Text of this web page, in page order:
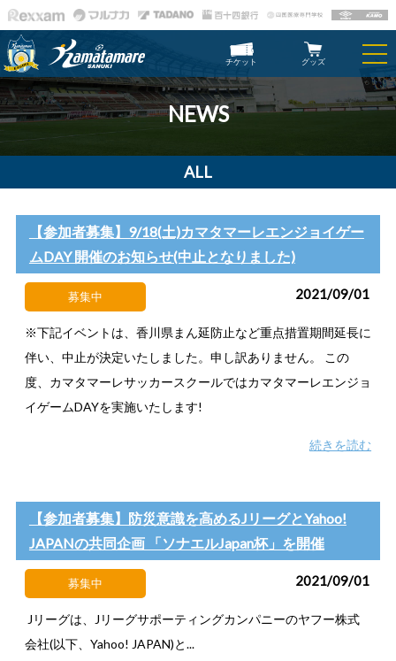
チケット グッズ
NEWS
ALL
【参加者募集】9/18(土)カマタマーレエンジョイゲー
ムDAY 開催のお知らせ(中止となりました)
募集中 2021/09/01
※下記イベントは、香川県まん延防止など重点措置期間延長に
伴い、中止が決定いたしました。申し訳ありません。 この
度、カマタマーレサッカースクールではカマタマーレエンジョ
イゲームDAYを実施いたします!
続きを読む
【参加者募集】防災意識を高めるJリーグとYahoo!
JAPANの共同企画 「ソナエルJapan杯」を開催
募集中 2021/09/01
Jリーグは、Jリーグサポーティングカンパニーのヤフー株式
会社(以下、Yahoo! JAPAN)と...